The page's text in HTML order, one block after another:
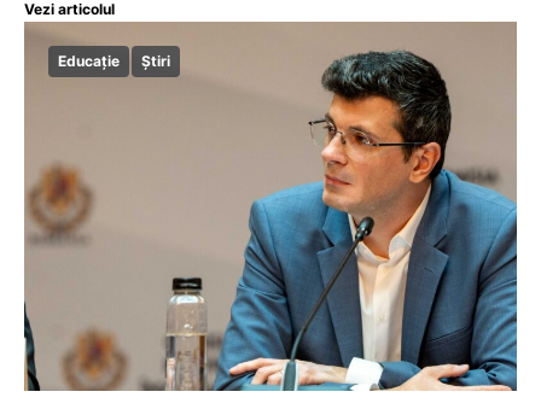
Vezi articolul
Educație Știri